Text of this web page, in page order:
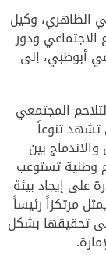
وكيل
ودور
في أبوظبي، إلى
المجتمعي
تشهد تنوعاً
بين
وطنية تستوعب
على إيجاد بيئة
مرتكزاً رئيساً
تحقيقها بشكل